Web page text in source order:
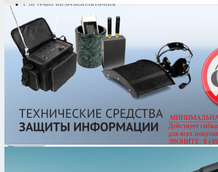
Системы видеонаблюдения
оборудование
Контроль доступа
Каталог/Переговорные устройства/CM-800 Commax
CM-800 Commax (чёрный)
CM-800 Commax (чёрный)
Цена 400.00 руб.
Кол-во
Действует
для всех
ЗВОНИТЕ: 8